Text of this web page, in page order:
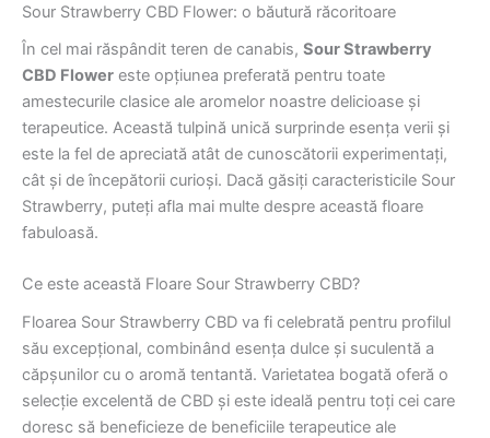
Sour Strawberry CBD Flower: o băutură răcoritoare
În cel mai răspândit teren de canabis, Sour Strawberry
CBD Flower este opțiunea preferată pentru toate
amestecurile clasice ale aromelor noastre delicioase și
terapeutice. Această tulpină unică surprinde esența verii și
este la fel de apreciată atât de cunoscătorii experimentați,
cât și de începătorii curioși. Dacă găsiți caracteristicile Sour
Strawberry, puteți afla mai multe despre această floare
fabuloasă.
Ce este această Floare Sour Strawberry CBD?
Floarea Sour Strawberry CBD va fi celebrată pentru profilul
său excepțional, combinând esența dulce și suculentă a
căpșunilor cu o aromă tentantă. Varietatea bogată oferă o
selecție excelentă de CBD și este ideală pentru toți cei care
doresc să beneficieze de beneficiile terapeutice ale